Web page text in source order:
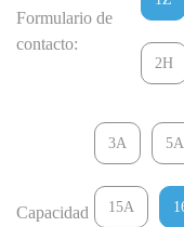
Formulario de
contacto:
2H
Capacidad
3A 5A
15A